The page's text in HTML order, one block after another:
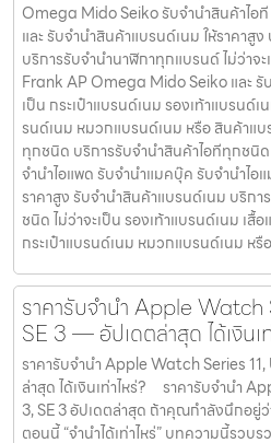
Omega Mido Seiko รับจำนำสินค้าไอ
และ รับจำนำสินค้าแบรนด์เนม ให้ราคาสู
บริการรับจำนำนาฬิกาทุกแบรนด์ ไม่ว่าจ
Frank AP Omega Mido Seiko และ รั
เป็น กระเป๋าแบรนด์เนม รองเท้าแบรนด์
รนด์เนม หมวกแบรนด์เนม หรือ สินค้าแ
ทุกชนิด บริการรับจำนำสินค้าไอทีทุกชนิด
จำนำไอแพด รับจำนำแมคบุ๊ค รับจำนำไอ
ราคาสูง รับจำนำสินค้าแบรนด์เนม บริก
ชนิด ไม่ว่าจะเป็น รองเท้าแบรนด์เนม เสื้
กระเป๋าแบรนด์เนม หมวกแบรนด์เนม ห
ราคารับจำนำ Apple Watch
SE 3 — อัปเดตล่าสุด ได้เงินเ
ราคารับจำนำ Apple Watch Series
ล่าสุด ได้เงินเท่าไหร่? ราคารับจำนำ
3, SE 3 อัปเดตล่าสุด ถ้าคุณกำลังนึกอ
ตอนนี้ “จำนำได้เท่าไหร่” บทความนี้รวบ